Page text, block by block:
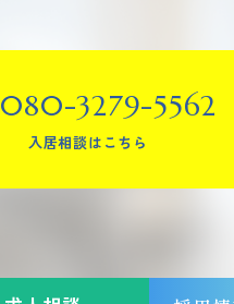
080-3279-5562
入居相談はこちら